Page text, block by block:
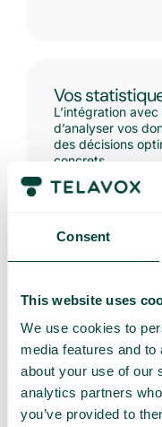
Consent
This website uses
We use cookies to
media features and
about your use of our
analytics partners
you’ve provided to
Vos
L’intégration
d’analyser vos
des décisions
concrets.
Créez différents
l’activité de vos
Vous pouvez
suivre les
de vos agents
une vue